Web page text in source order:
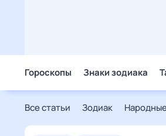
Гороскопы Знаки зодиака
Все статьи Зодиак